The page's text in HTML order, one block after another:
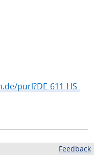
purl?DE-611-HS-
Feedback